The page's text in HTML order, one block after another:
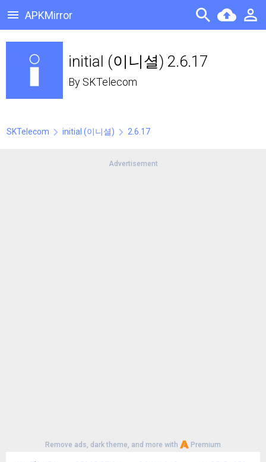
APKMirror
initial (이니셜) 2.6.17
By SKTelecom
SKTelecom initial (이니셜) 2.6.17
Advertisement
Remove ads, dark theme, and more with Premium